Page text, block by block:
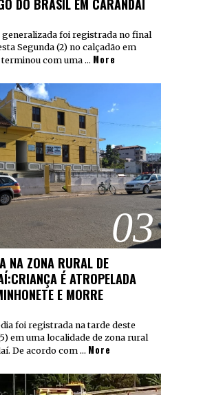
DO BRASIL EM CARANDAÍ
foi registrada no final
Segunda (2) no calçadão em
terminou com uma … More
03
NA ZONA RURAL DE
É ATROPELADA
E MORRE
foi registrada na tarde deste
em uma localidade de zona rural
De acordo com … More